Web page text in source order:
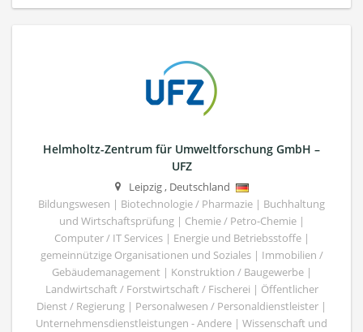
Helmholtz-Zentrum für Umweltforschung GmbH –
UFZ
Leipzig, Deutschland
Bildungswesen | Biotechnologie / Pharmazie | Buchhaltung
und Wirtschaftsprüfung | Chemie / Petro-Chemie |
Computer / IT Services | Energie und Betriebsstoffe |
gemeinnützige Organisationen und Soziales | Immobilien /
Gebäudemanagement | Konstruktion / Baugewerbe |
Landwirtschaft / Forstwirtschaft / Fischerei | Öffentlicher
Dienst / Regierung | Personalwesen / Personaldienstleister |
Unternehmensdienstleistungen - Andere | Wissenschaft und